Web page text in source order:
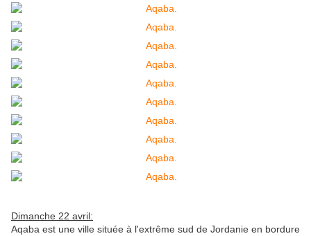
Dimanche 22 avril:
Aqaba est une ville située à l'extrême sud de Jordanie en bordure